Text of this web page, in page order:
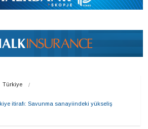
Türkiye
itirafı: Savunma sanayiindeki yükseliş